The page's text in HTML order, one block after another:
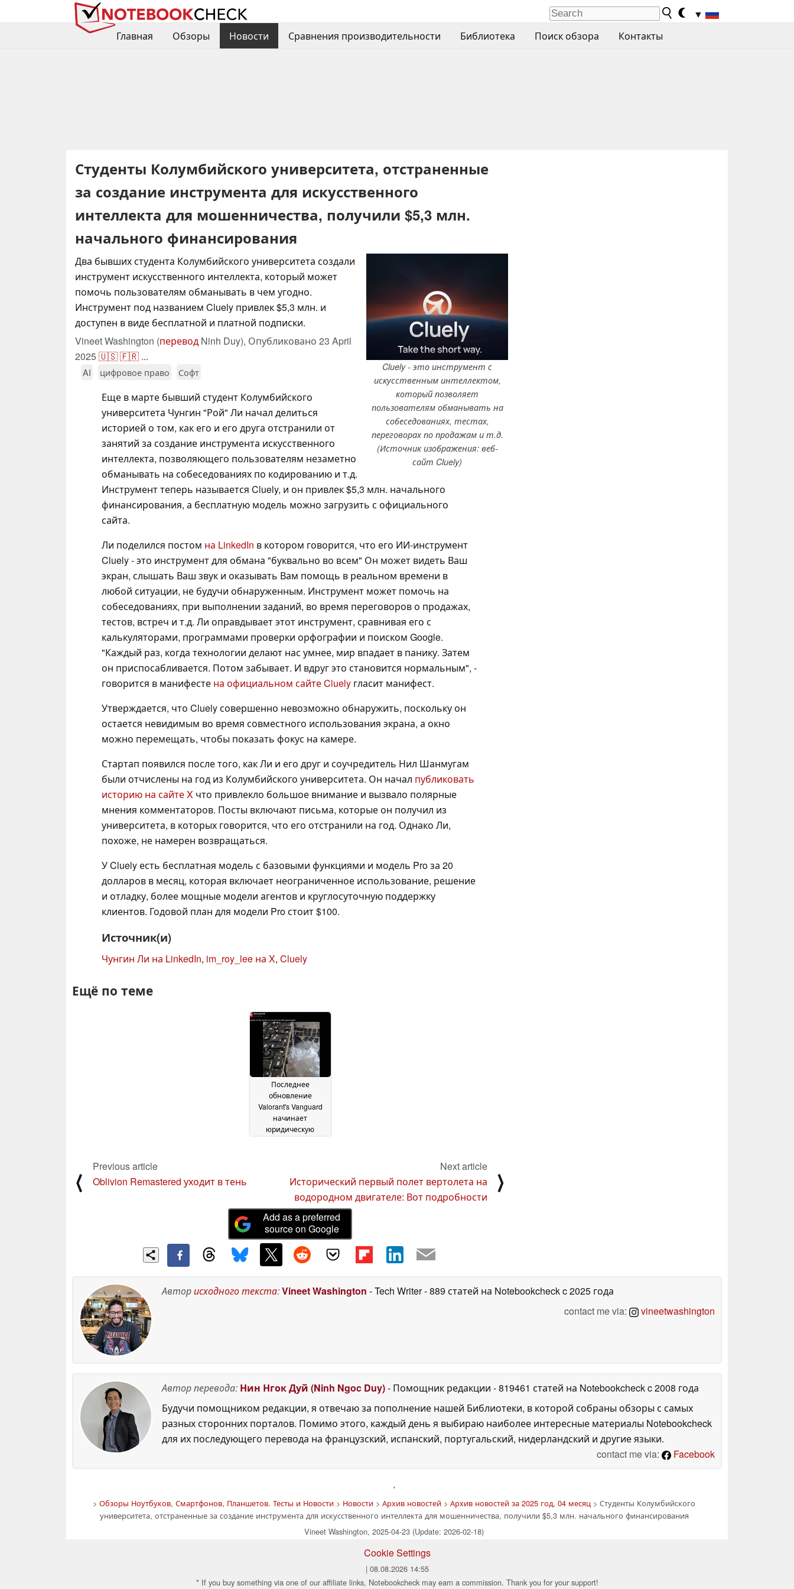
▼
Главная
Обзоры Новости Сравнения производительности Библиотека Поиск обзора Контакты
Студенты Колумбийского университета, отстраненные
за создание инструмента для искусственного
интеллекта для мошенничества, получили $5,3 млн.
начального финансирования
Cluely - это инструмент с
искусственным интеллектом,
который позволяет
пользователям обманывать на
собеседованиях, тестах,
переговорах по продажам и т.д.
(Источник изображения: веб-
сайт Cluely)
Два бывших студента Колумбийского университета создали
инструмент искусственного интеллекта, который может
помочь пользователям обманывать в чем угодно.
Инструмент под названием Cluely привлек $5,3 млн. и
доступен в виде бесплатной и платной подписки.
Vineet Washington (перевод Ninh Duy), Опубликовано 23 April
2025🇺🇸🇫🇷 ...
AI цифровое право Софт
Еще в марте бывший студент Колумбийского
университета Чунгин "Рой" Ли начал делиться
историей о том, как его и его друга отстранили от
занятий за создание инструмента искусственного
интеллекта, позволяющего пользователям незаметно
обманывать на собеседованиях по кодированию и т.д.
Инструмент теперь называется Cluely, и он привлек $5,3 млн. начального
финансирования, а бесплатную модель можно загрузить с официального
сайта.
Ли поделился постом на LinkedIn в котором говорится, что его ИИ-инструмент
Cluely - это инструмент для обмана "буквально во всем" Он может видеть Ваш
экран, слышать Ваш звук и оказывать Вам помощь в реальном времени в
любой ситуации, не будучи обнаруженным. Инструмент может помочь на
собеседованиях, при выполнении заданий, во время переговоров о продажах,
тестов, встреч и т.д. Ли оправдывает этот инструмент, сравнивая его с
калькуляторами, программами проверки орфографии и поиском Google.
"Каждый раз, когда технологии делают нас умнее, мир впадает в панику. Затем
он приспосабливается. Потом забывает. И вдруг это становится нормальным", -
говорится в манифесте на официальном сайте Cluely гласит манифест.
Утверждается, что Cluely совершенно невозможно обнаружить, поскольку он
остается невидимым во время совместного использования экрана, а окно
можно перемещать, чтобы показать фокус на камере.
Стартап появился после того, как Ли и его друг и соучредитель Нил Шанмугам
были отчислены на год из Колумбийского университета. Он начал публиковать
историю на сайте X что привлекло большое внимание и вызвало полярные
мнения комментаторов. Посты включают письма, которые он получил из
университета, в которых говорится, что его отстранили на год. Однако Ли,
похоже, не намерен возвращаться.
У Cluely есть бесплатная модель с базовыми функциями и модель Pro за 20
долларов в месяц, которая включает неограниченное использование, решение
и отладку, более мощные модели агентов и круглосуточную поддержку
клиентов. Годовой план для модели Pro стоит $100.
Источник(и)
Чунгин Ли на LinkedIn, im_roy_lee на X, Cluely
Ещё по теме
Последнее
обновление
Valorant's Vanguard
начинает
юридическую
25 May 2026
⟨
Previous article
Oblivion Remastered уходит в тень
Next article
Исторический первый полет вертолета на
водородном двигателе: Вот подробности
⟩
Add as a preferred
source on Google
Авторисходного текста:Vineet Washington - Tech Writer- 889 статей на Notebookcheckc 2025 года
contact me via:
vineetwashington
Автор перевода: Нин Нгок Дуй (Ninh Ngoc Duy)- Помощник редакции - 819461 статей на Notebookcheckc 2008 года
Будучи помощником редакции, я отвечаю за пополнение нашей Библиотеки, в которой собраны обзоры с самых
разных сторонних порталов. Помимо этого, каждый день я выбираю наиболее интересные материалы Notebookcheck
для их последующего перевода на французский, испанский, португальский, нидерландский и другие языки.
contact me via:
Facebook
'
> Обзоры Ноутбуков, Смартфонов, Планшетов. Тесты и Новости > Новости > Архив новостей > Архив новостей за 2025 год, 04 месяц > Студенты Колумбийского
университета, отстраненные за создание инструмента для искусственного интеллекта для мошенничества, получили $5,3 млн. начального финансирования
Vineet Washington, 2025-04-23 (Update: 2026-02-18)
Cookie Settings
| 08.08.2026 14:55
* If you buy something via one of our affiliate links, Notebookcheck may earn a commission. Thank you for your support!